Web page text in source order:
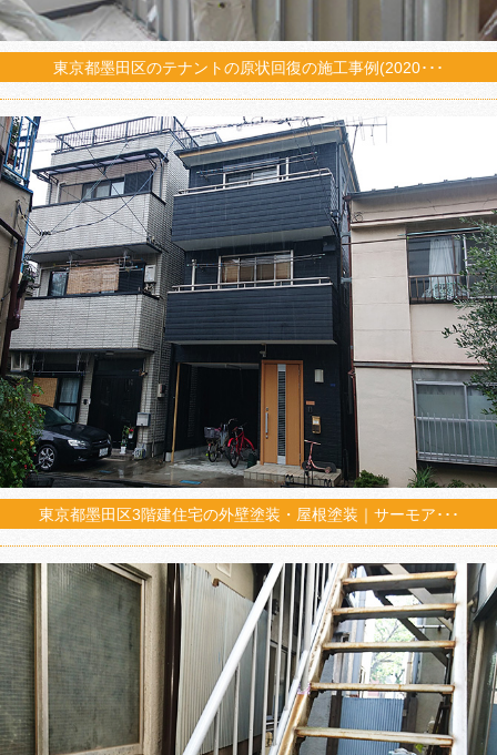
東京都墨田区のテナントの原状回復の施工事例(2020･･･
東京都墨田区3階建住宅の外壁塗装・屋根塗装｜サーモア･･･